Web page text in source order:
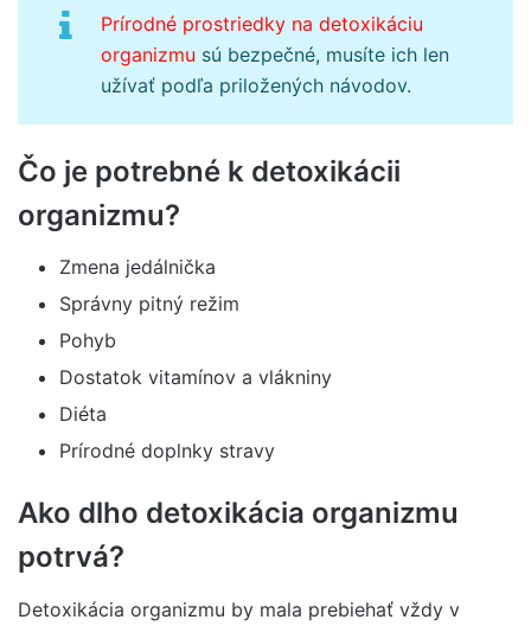
Prírodné prostriedky na detoxikáciu
organizmu sú bezpečné, musíte ich len
užívať podľa priložených návodov.
Čo je potrebné k detoxikácii
organizmu?
Zmena jedálnička
Správny pitný režim
Pohyb
Dostatok vitamínov a vlákniny
Diéta
Prírodné doplnky stravy
Ako dlho detoxikácia organizmu
potrvá?
Detoxikácia organizmu by mala prebiehať vždy v